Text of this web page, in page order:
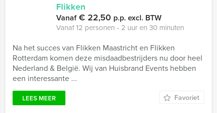
Flikken
Vanaf€ 22,50 p.p. excl. BTW
Vanaf 12 personen ‐ 2 uur en 30 minuten
Na het succes van Flikken Maastricht en Flikken
Rotterdam komen deze misdaadbestrijders nu door heel
Nederland & België. Wij van Huisbrand Events hebben
een interessante ...
LEES MEER Favoriet